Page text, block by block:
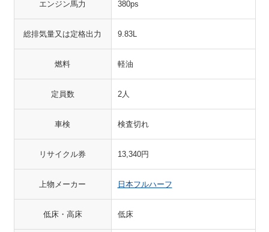
エンジン馬力 380ps
総排気量又は定格出力 9.83L
燃料 軽油
定員数 2人
車検 検査切れ
リサイクル券 13,340円
上物メーカー 日本フルハーフ
低床・高床 低床